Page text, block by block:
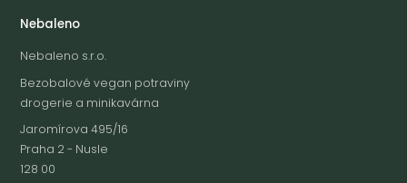
Nebaleno
Nebaleno s.r.o.
Bezobalové vegan potraviny
drogerie a minikavárna
Jaromírova 495/16
Praha 2 - Nusle
128 00